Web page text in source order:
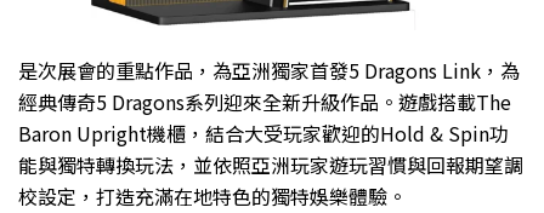
是次展會的重點作品，為亞洲獨家首發5 Dragons Link，為
經典傳奇5 Dragons系列迎來全新升級作品。遊戲搭載The
Baron Upright機櫃，結合大受玩家歡迎的Hold & Spin功
能與獨特轉換玩法，並依照亞洲玩家遊玩習慣與回報期望調
校設定，打造充滿在地特色的獨特娛樂體驗。